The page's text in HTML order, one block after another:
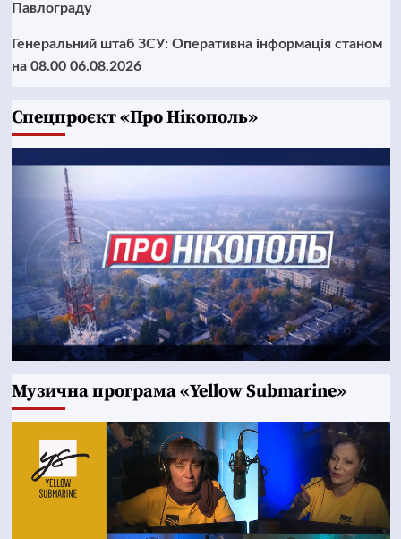
Павлограду
Генеральний штаб ЗСУ: Оперативна інформація станом
на 08.00 06.08.2026
Cпецпроєкт «Про Нікополь»
Музична програма «Yellow Submarine»